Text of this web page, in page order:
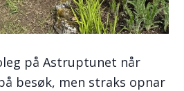
på Astruptunet når
besøk, men straks opnar